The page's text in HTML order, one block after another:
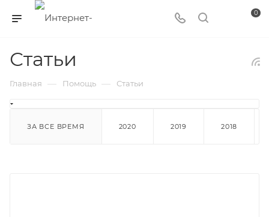
0
Статьи
Главная — Помощь — Статьи
ЗА ВСЕ ВРЕМЯ 2020 2019 2018